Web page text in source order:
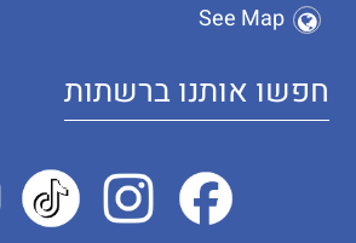
See Map
חפשו אותנו ברשתות